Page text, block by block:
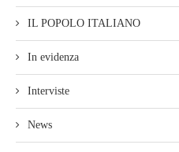
IL POPOLO ITALIANO
In evidenza
Interviste
News